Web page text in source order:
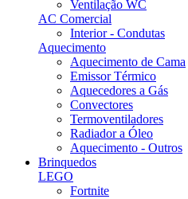
Ventilação WC
AC Comercial
Interior - Condutas
Aquecimento
Aquecimento de Cama
Emissor Térmico
Aquecedores a Gás
Convectores
Termoventiladores
Radiador a Óleo
Aquecimento - Outros
Brinquedos
LEGO
Fortnite